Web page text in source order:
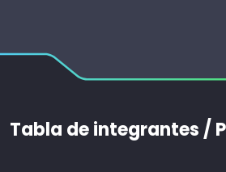
Tabla de integrantes /